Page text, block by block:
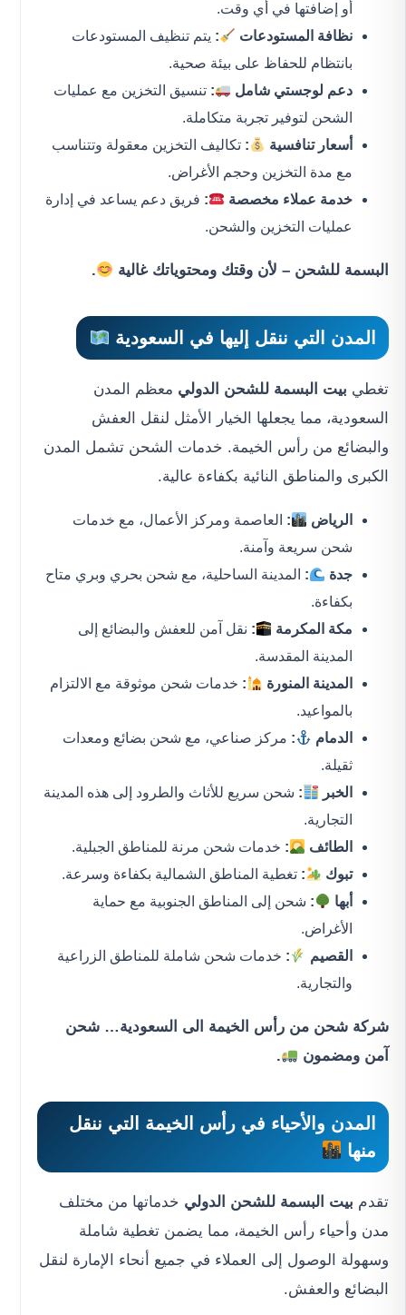
أو إضافتها في أي وقت.
نظافة المستودعات
: يتم تنظيف المستودعات
بانتظام للحفاظ على بيئة صحية.
دعم لوجستي شامل
: تنسيق التخزين مع عمليات
الشحن لتوفير تجربة متكاملة.
أسعار تنافسية
: تكاليف التخزين معقولة وتتناسب
مع مدة التخزين وحجم الأغراض.
خدمة عملاء مخصصة
: فريق دعم يساعد في إدارة
عمليات التخزين والشحن.
البسمة للشحن – لأن وقتك ومحتوياتك غالية .
المدن التي ننقل إليها في السعودية
تغطي بيت البسمة للشحن الدولي معظم المدن
السعودية، مما يجعلها الخيار الأمثل لنقل العفش
والبضائع من رأس الخيمة. خدمات الشحن تشمل المدن
الكبرى والمناطق النائية بكفاءة عالية.
الرياض : العاصمة ومركز الأعمال، مع خدمات
شحن سريعة وآمنة.
جدة
: المدينة الساحلية، مع شحن بحري وبري متاح
بكفاءة.
مكة المكرمة
: نقل آمن للعفش والبضائع إلى
المدينة المقدسة.
المدينة المنورة
: خدمات شحن موثوقة مع الالتزام
بالمواعيد.
الدمام
: مركز صناعي، مع شحن بضائع ومعدات
ثقيلة.
الخبر
: شحن سريع للأثاث والطرود إلى هذه المدينة
التجارية.
الطائف
: خدمات شحن مرنة للمناطق الجبلية.
تبوك
: تغطية المناطق الشمالية بكفاءة وسرعة.
أبها
: شحن إلى المناطق الجنوبية مع حماية
الأغراض.
القصيم
: خدمات شحن شاملة للمناطق الزراعية
والتجارية.
شركة شحن من رأس الخيمة الى السعودية… شحن
آمن ومضمون
.
المدن والأحياء في رأس الخيمة التي ننقل
منها
تقدم بيت البسمة للشحن الدولي خدماتها من مختلف
مدن وأحياء رأس الخيمة، مما يضمن تغطية شاملة
وسهولة الوصول إلى العملاء في جميع أنحاء الإمارة لنقل
البضائع والعفش.